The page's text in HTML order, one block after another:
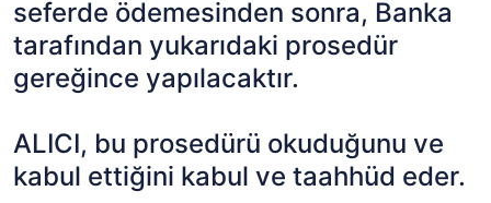
seferde ödemesinden sonra, Banka
tarafından yukarıdaki prosedür
gereğince yapılacaktır.
ALICI, bu prosedürü okuduğunu ve
kabul ettiğini kabul ve taahhüd eder.